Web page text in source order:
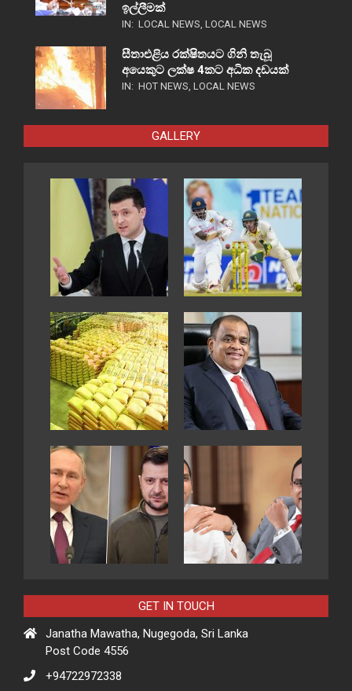
ඉල්ලීමක්
IN: LOCAL NEWS LOCAL NEWS
සීතාඑළිය රක්ෂිතයට ගිනි තැබූ
අයෙකුට ලක්ෂ 4කට අධික දඩයක්
IN: HOT NEWS LOCAL NEWS
GALLERY
GET IN TOUCH
Janatha Mawatha, Nugegoda, Sri Lanka
Post Code 4556
+94722972338